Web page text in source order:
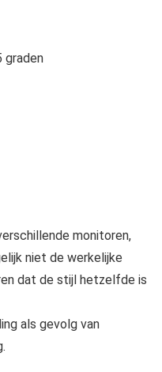
graden
monitoren,
niet de werkelijke
dat de stijl hetzelfde is
als gevolg van